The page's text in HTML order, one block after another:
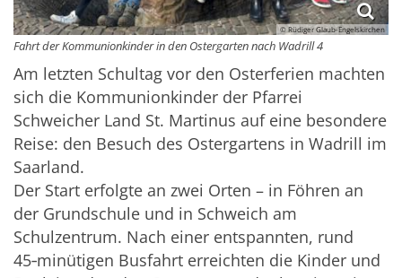
© Rüdiger Glaub-Engelskirchen
Fahrt der Kommunionkinder in den Ostergarten nach Wadrill 4
Am letzten Schultag vor den Osterferien machten
sich die Kommunionkinder der Pfarrei
Schweicher Land St. Martinus auf eine besondere
Reise: den Besuch des Ostergartens in Wadrill im
Saarland.
Der Start erfolgte an zwei Orten – in Föhren an
der Grundschule und in Schweich am
Schulzentrum. Nach einer entspannten, rund
45‑minütigen Busfahrt erreichten die Kinder und